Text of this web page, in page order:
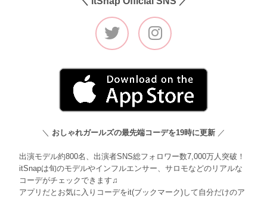
＼ おしゃれガールズの最先端コーデを19時に更新 ／
出演モデル約800名、出演者SNS総フォロワー数7,000万人突破！
itSnapは旬のモデルやインフルエンサー、サロモなどのリアルな
コーデがチェックできます♫
アプリだとお気に入りコーデをit(ブックマーク)して自分だけのア